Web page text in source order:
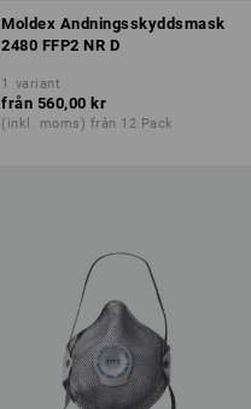
Moldex Andningsskyddsmask
2480 FFP2 NR D
1 variant
från 560,00 kr
(inkl. moms) från 12 Pack